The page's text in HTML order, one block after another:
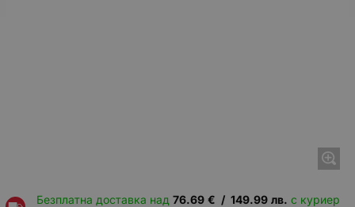
Безплатна доставка над 76.69 € / 149.99 лв. с куриер